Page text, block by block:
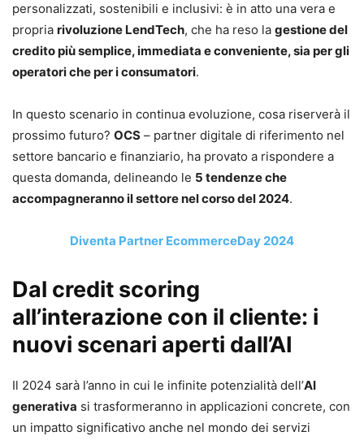
personalizzati, sostenibili e inclusivi: è in atto una vera e
propria rivoluzione LendTech, che ha reso la gestione del
credito più semplice, immediata e conveniente, sia per gli
operatori che per i consumatori.
In questo scenario in continua evoluzione, cosa riserverà il
prossimo futuro? OCS – partner digitale di riferimento nel
settore bancario e finanziario, ha provato a rispondere a
questa domanda, delineando le 5 tendenze che
accompagneranno il settore nel corso del 2024.
Diventa Partner EcommerceDay 2024
Dal credit scoring
all’interazione con il cliente: i
nuovi scenari aperti dall’AI
Il 2024 sarà l’anno in cui le infinite potenzialità dell’AI
generativa si trasformeranno in applicazioni concrete, con
un impatto significativo anche nel mondo dei servizi